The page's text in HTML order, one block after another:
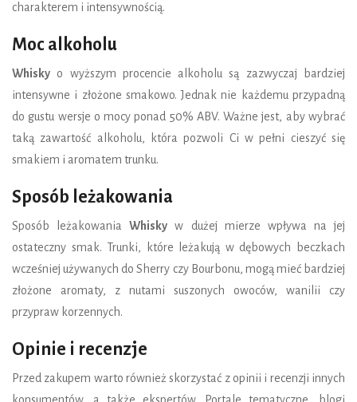
charakterem i intensywnością.
Moc alkoholu
Whisky o wyższym procencie alkoholu są zazwyczaj bardziej
intensywne i złożone smakowo. Jednak nie każdemu przypadną
do gustu wersje o mocy ponad 50% ABV. Ważne jest, aby wybrać
taką zawartość alkoholu, która pozwoli Ci w pełni cieszyć się
smakiem i aromatem trunku.
Sposób leżakowania
Sposób leżakowaniaWhisky w dużej mierze wpływa na jej
ostateczny smak. Trunki, które leżakują w dębowych beczkach
wcześniej używanych do Sherry czy Bourbonu, mogą mieć bardziej
złożone aromaty, z nutami suszonych owoców, wanilii czy
przypraw korzennych.
Opinie i recenzje
Przed zakupem warto również skorzystać z opinii i recenzji innych